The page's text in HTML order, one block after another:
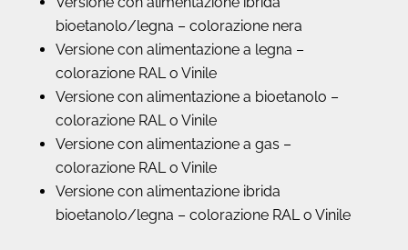
bioetanolo/legna – colorazione nera
Versione con alimentazione a legna –
colorazione RAL o Vinile
Versione con alimentazione a bioetanolo –
colorazione RAL o Vinile
Versione con alimentazione a gas –
colorazione RAL o Vinile
Versione con alimentazione ibrida
bioetanolo/legna – colorazione RAL o Vinile